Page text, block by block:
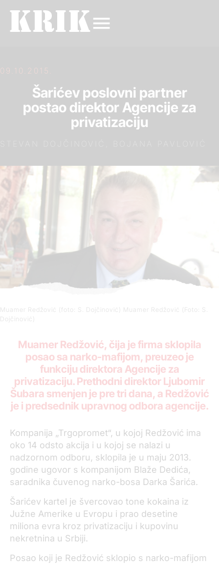
09.10.2015.
Šarićev poslovni partner
postao direktor Agencije za
privatizaciju
Muamer Redžović (foto: S. Dojčinović)
Muamer Redžović (Foto: S.
Dojčinović)
Muamer Redžović, čija je firma sklopila
posao sa narko-mafijom, preuzeo je
funkciju direktora Agencije za
privatizaciju. Prethodni direktor Ljubomir
Šubara smenjen je pre tri dana, a Redžović
je i predsednik upravnog odbora agencije.
Kompanija „Trgopromet“, u kojoj Redžović ima
oko 14 odsto akcija i u kojoj se nalazi u
nadzornom odboru, sklopila je u maju 2013.
godine ugovor s kompanijom Blaže Dedića,
saradnika čuvenog narko-bosa Darka Šarića.
Šarićev kartel je švercovao tone kokaina iz
Južne Amerike u Evropu i prao desetine
miliona evra kroz privatizaciju i kupovinu
nekretnina u Srbiji.
Posao koji je Redžović sklopio s narko-mafijom